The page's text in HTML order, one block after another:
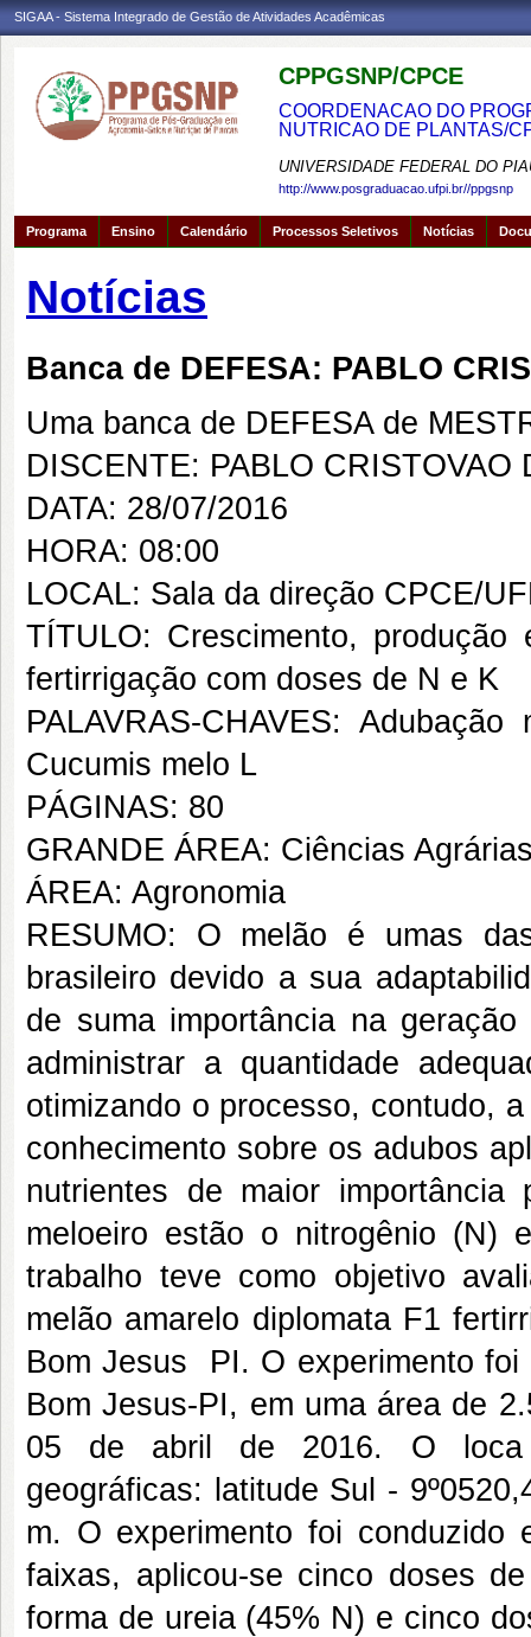
SIGAA - Sistema Integrado de Gestão de Atividades Acadêmicas
CPPGSNP/CPCE
COORDENACAO DO
NUTRICAO DE PLANTAS/
UNIVERSIDADE FEDERAL DO
http://www.posgraduacao.ufpi.br//ppgsnp
Programa Ensino Calendário Processos Seletivos Notícias
Notícias
Banca de DEFESA: PABLO
Uma banca de DEFESA de
DISCENTE: PABLO
DATA: 28/07/2016
HORA: 08:00
LOCAL: Sala da direção CPCE/
TÍTULO: Crescimento, produção
fertirrigação com doses de N e K
PALAVRAS-CHAVES:
Cucumis melo L
PÁGINAS: 80
GRANDE ÁREA: Ciências
ÁREA: Agronomia
RESUMO: O melão é umas
brasileiro devido a sua
de suma importância na
administrar a quantidade
otimizando o processo, contudo,
conhecimento sobre os adubos
nutrientes de maior
meloeiro estão o nitrogênio (N)
trabalho teve como objetivo
melão amarelo diplomata F1
Bom Jesus  PI. O experimento
Bom Jesus-PI, em uma área de
05 de abril de 2016. O loca
geográficas: latitude Sul -
m. O experimento foi conduzido
faixas, aplicou-se cinco doses
forma de ureia (45% N) e cinco